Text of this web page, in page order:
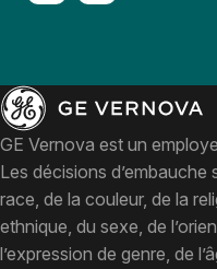
GE Vernova est un
Les décisions
race, de la couleur, de la
ethnique, du sexe, de
l’expression de genre, de